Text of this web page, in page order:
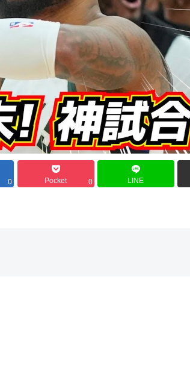
0 Pocket 0 LINE